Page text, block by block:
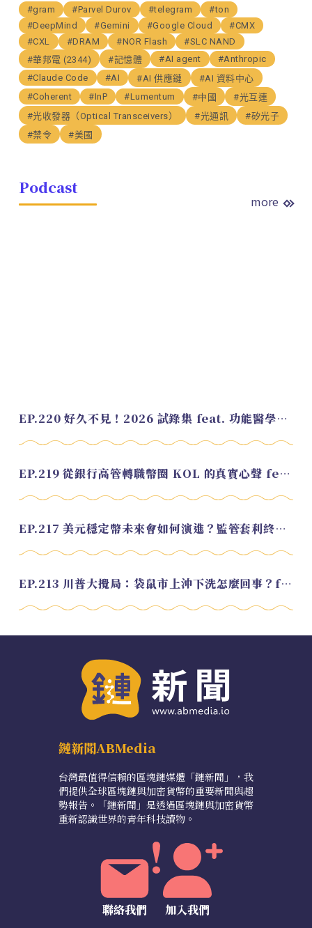
#gram #Parvel Durov #telegram
#ton
#DeepMind
#Gemini #Google Cloud
#CMX
#CXL
#DRAM #NOR Flash
#SLC NAND
#華邦電 (2344)
#記憶體 #AI agent
#Anthropic
#Claude Code
#AI #AI 供應鏈
#AI 資料中心
#Coherent
#InP #Lumentum #中國
#光互連
#光收發器（Optical Transceivers）
#光通訊
#矽光子
#禁令
#美國
Podcast
more
EP.220 好久不見！2026 試錄集 feat. 功能醫學營養師 美寶
EP.219 從銀行高管轉職幣圈 KOL 的真實心聲 feat.龜大
EP.217 美元穩定幣未來會如何演進？監管套利終將收斂？feat. 研究員 余哲安
EP.213 川普大攪局：袋鼠市上沖下洗怎麼回事？feat. Alvin
鏈新聞ABMedia
台灣最值得信賴的區塊鏈媒體「鏈新聞」，我
們提供全球區塊鏈與加密貨幣的重要新聞與趨
勢報告。「鏈新聞」是透過區塊鏈與加密貨幣
重新認識世界的青年科技讀物。
聯絡我們 加入我們